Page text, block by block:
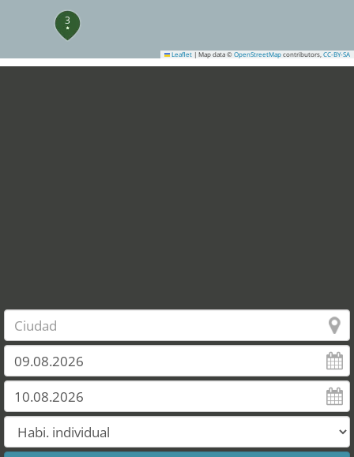
3
16
Leaflet | Map data © OpenStreetMap contributors, CC-BY-SA